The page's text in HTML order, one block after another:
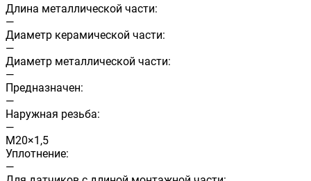
Длина металлической части:
—
Диаметр керамической части:
—
Диаметр металлической части:
—
Предназначен:
—
Наружная резьба:
—
М20×1,5
Уплотнение:
—